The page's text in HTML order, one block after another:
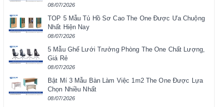
08/07/2026
TOP 5 Mẫu Tủ Hồ Sơ Cao The One Được Ưa Chuộng
Nhất Hiện Nay
08/07/2026
5 Mẫu Ghế Lưới Trưởng Phòng The One Chất Lượng,
Giá Rẻ
08/07/2026
Bật Mí 3 Mẫu Bàn Làm Việc 1m2 The One Được Lựa
Chọn Nhiều Nhất
08/07/2026